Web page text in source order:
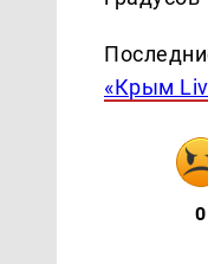
«Крым
0